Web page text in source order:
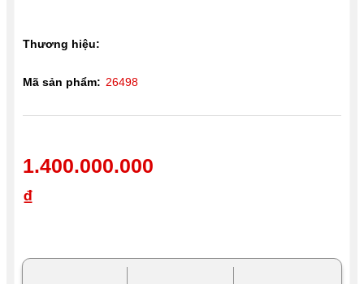
1.400.000.000
₫
Thương hiệu:
Mã sản phẩm: 26498